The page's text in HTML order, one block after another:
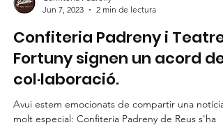
Confiteria Padreny
Jun 7, 2023
2 min de lectura
Confiteria Padreny i Teatre
Fortuny signen un acord de
col·laboració.